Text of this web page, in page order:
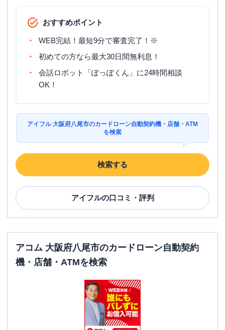
おすすめポイント
WEB完結！最短9分で審査完了！※
初めての方なら最大30日間無利息！
会話ロボット「ぽっぽくん」に24時間相談
OK！
アイフル 大阪府八尾市のカードローン自動契約機・店舗・ATM
を検索
検索する
アイフルの口コミ・評判
アコム 大阪府八尾市のカードローン自動契約
機・店舗・ATMを検索